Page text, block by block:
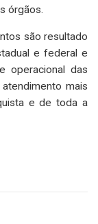
órgãos.
são resultado
e federal e
operacional das
mais
e de toda a